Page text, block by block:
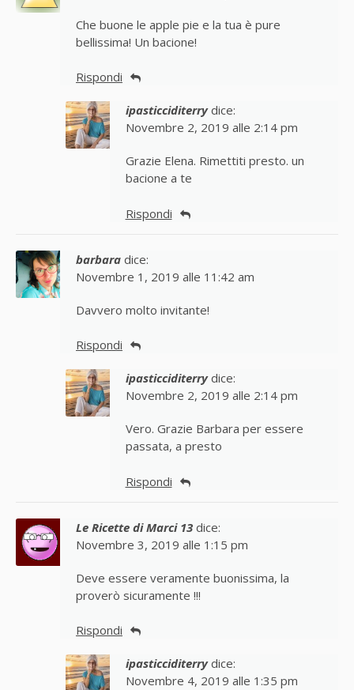
Che buone le apple pie e la tua è pure
bellissima! Un bacione!
Rispondi
ipasticciditerry dice:
Novembre 2, 2019 alle 2:14 pm
Grazie Elena. Rimettiti presto. un
bacione a te
Rispondi
barbara dice:
Novembre 1, 2019 alle 11:42 am
Davvero molto invitante!
Rispondi
ipasticciditerry dice:
Novembre 2, 2019 alle 2:14 pm
Vero. Grazie Barbara per essere
passata, a presto
Rispondi
Le Ricette di Marci 13 dice:
Novembre 3, 2019 alle 1:15 pm
Deve essere veramente buonissima, la
proverò sicuramente !!!
Rispondi
ipasticciditerry dice:
Novembre 4, 2019 alle 1:35 pm